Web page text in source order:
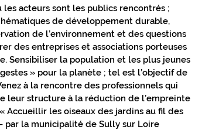
LA UNE DU GIENNOIS
TERRITOIRE GIENNOIS C.C. GIENNOISES
acteurs sont les publics rencontrés ;
de développement durable,
de l’environnement et des questions
des entreprises et associations porteuses
Sensibiliser la population et les plus jeunes
» pour la planète ; tel est l’objectif de
à la rencontre des professionnels qui
leur structure à la réduction de l’empreinte
Accueillir les oiseaux des jardins au fil des
par la municipalité de Sully sur Loire